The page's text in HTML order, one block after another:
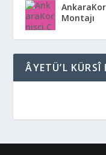
Montajı
ÂYETÜ’L KÜRSÎ